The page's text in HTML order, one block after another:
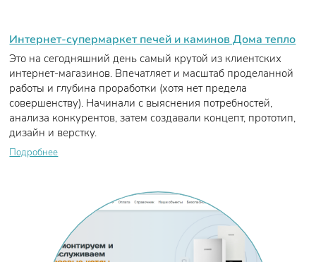
Интернет-супермаркет печей и каминов Дома тепло
Это на сегодняшний день самый крутой из клиентских
интернет-магазинов. Впечатляет и масштаб проделанной
работы и глубина проработки (хотя нет предела
совершенству). Начинали с выяснения потребностей,
анализа конкурентов, затем создавали концепт, прототип,
дизайн и верстку.
Подробнее